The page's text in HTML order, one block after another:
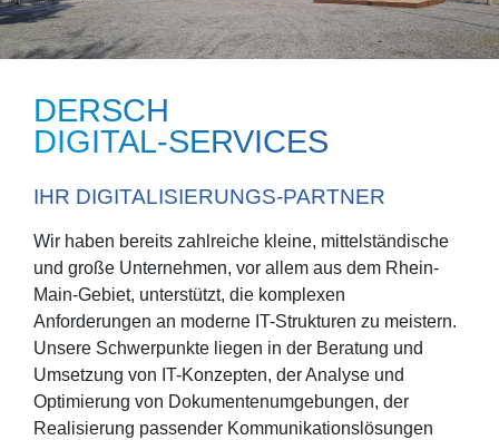
DERSCH
DIGITAL-SERVICES
IHR DIGITALISIERUNGS-PARTNER
Wir haben bereits zahlreiche kleine, mittelständische
und große Unternehmen, vor allem aus dem Rhein-
Main-Gebiet, unterstützt, die komplexen
Anforderungen an moderne IT-Strukturen zu meistern.
Unsere Schwerpunkte liegen in der Beratung und
Umsetzung von IT-Konzepten, der Analyse und
Optimierung von Dokumentenumgebungen, der
Realisierung passender Kommunikationslösungen